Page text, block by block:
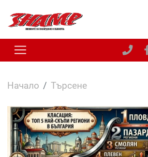
Начало Търсене